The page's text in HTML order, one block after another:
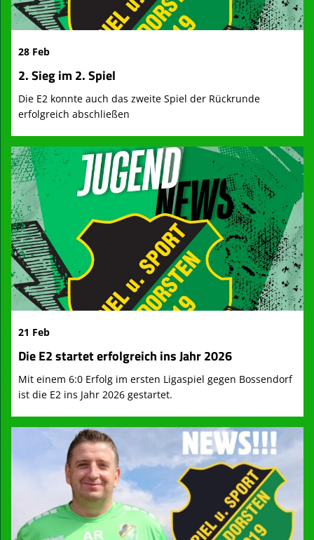
28 Feb
2. Sieg im 2. Spiel
Die E2 konnte auch das zweite Spiel der Rückrunde
erfolgreich abschließen
21 Feb
Die E2 startet erfolgreich ins Jahr 2026
Mit einem 6:0 Erfolg im ersten Ligaspiel gegen Bossendorf
ist die E2 ins Jahr 2026 gestartet.